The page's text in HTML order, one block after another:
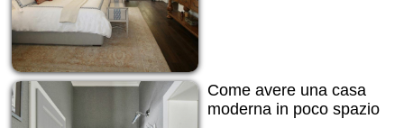
Come avere una casa
moderna in poco spazio